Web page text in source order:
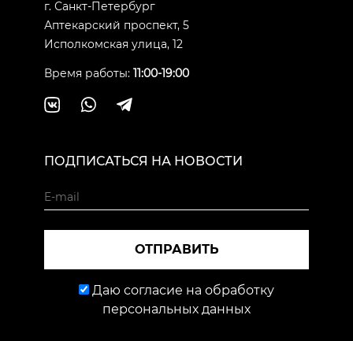
г. Санкт-Петербург
Аптекарский проспект, 5
Исполкомская улица, 12
Время работы: 11:00-19:00
ПОДПИСАТЬСЯ НА НОВОСТИ
ОТПРАВИТЬ
Даю согласие на обработку
персональных данных